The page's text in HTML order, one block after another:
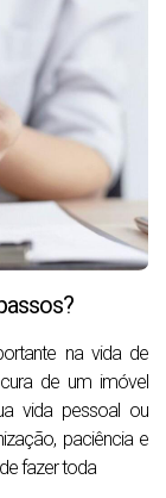
na vida de
de um imóvel
vida pessoal ou
paciência e
fazer toda